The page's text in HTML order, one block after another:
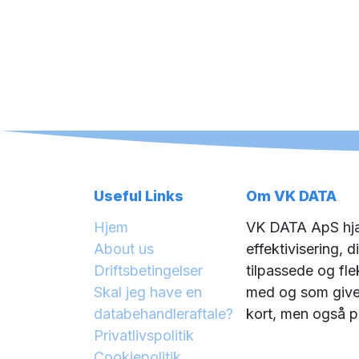
Useful Links
Hjem
About us
Driftsbetingelser
Skal jeg have en
databehandleraftale?
Privatlivspolitik
Om VK DATA
VK DATA ApS
effektivisering,
tilpassede og
med og som
kort, men også